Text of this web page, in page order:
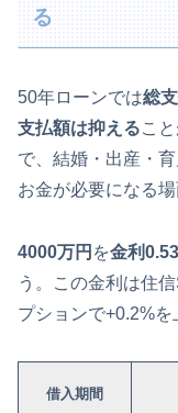
る
50年ローンでは総
支払額は抑えるこ
で、結婚・出産・
お金が必要になる
4000万円 を金利
う。この金利は住
プションで+0.2%を
借入期間